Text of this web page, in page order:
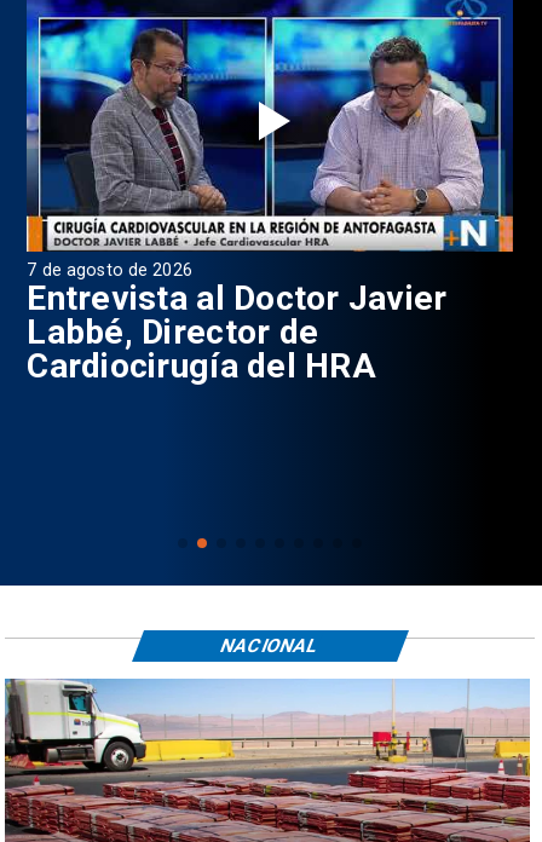
7 de agosto de 2026
Entrevista al Doctor Javier
Labbé, Director de
Cardiocirugía del HRA
NACIONAL